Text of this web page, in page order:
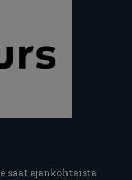
saat ajankohtaista